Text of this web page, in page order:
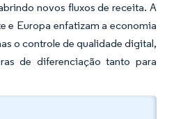
novos fluxos de receita. A
e Europa enfatizam a economia
o controle de qualidade digital,
de diferenciação tanto para